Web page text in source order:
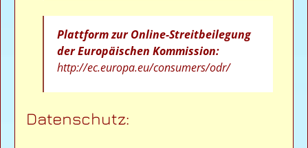
Plattform zur Online-Streitbeilegung
der Europäischen Kommission:
http://ec.europa.eu/consumers/odr/
Datenschutz: